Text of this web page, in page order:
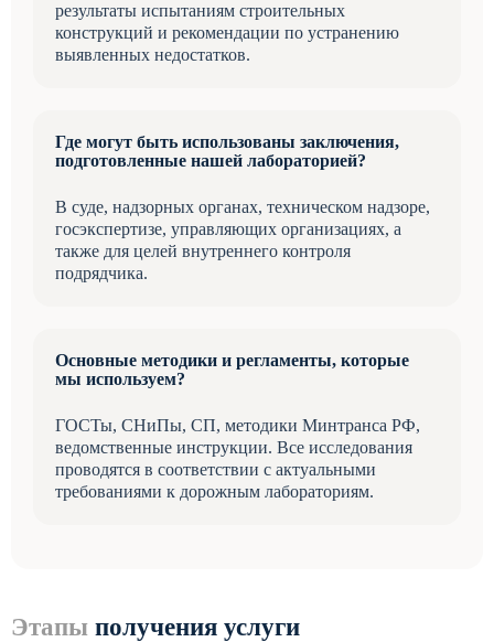
результаты испытаниям строительных
конструкций и рекомендации по устранению
выявленных недостатков.
Где могут быть использованы заключения,
подготовленные нашей лабораторией?
В суде, надзорных органах, техническом надзоре,
госэкспертизе, управляющих организациях, а
также для целей внутреннего контроля
подрядчика.
Основные методики и регламенты, которые
мы используем?
ГОСТы, СНиПы, СП, методики Минтранса РФ,
ведомственные инструкции. Все исследования
проводятся в соответствии с актуальными
требованиями к дорожным лабораториям.
Этапы получения услуги